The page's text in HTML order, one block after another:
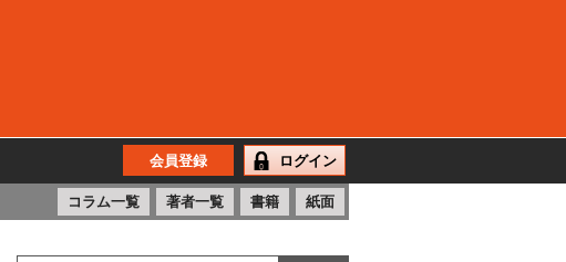
会員登録 ログイン
コラム一覧 著者一覧 書籍 紙面